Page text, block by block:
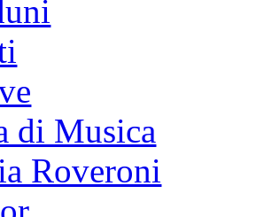
di Musica
Roveroni